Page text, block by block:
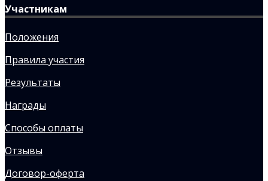
Участникам
Положения
Правила участия
Результаты
Награды
Способы оплаты
Отзывы
Договор-оферта